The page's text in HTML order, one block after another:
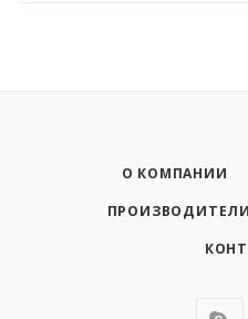
О КОМПАНИИ
ПРОИЗВОДИТЕЛИ